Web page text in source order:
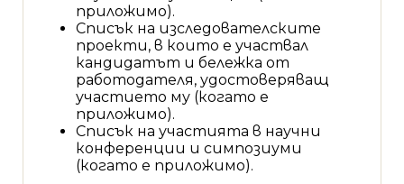
приложимо).
Списък на изследователските
проекти, в които е участвал
кандидатът и бележка от
работодателя, удостоверяващ
участието му (когато е
приложимо).
Списък на участията в научни
конференции и симпозиуми
(когато е приложимо).